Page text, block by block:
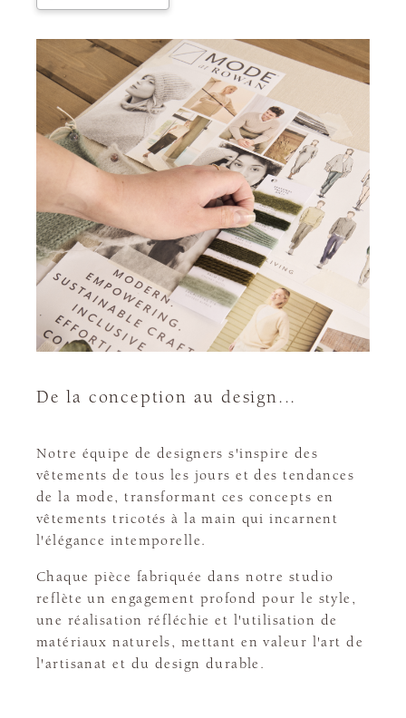
De la conception au design...
Notre équipe de designers s'inspire des
vêtements de tous les jours et des tendances
de la mode, transformant ces concepts en
vêtements tricotés à la main qui incarnent
l'élégance intemporelle.
Chaque pièce fabriquée dans notre studio
reflète un engagement profond pour le style,
une réalisation réfléchie et l'utilisation de
matériaux naturels, mettant en valeur l'art de
l'artisanat et du design durable.